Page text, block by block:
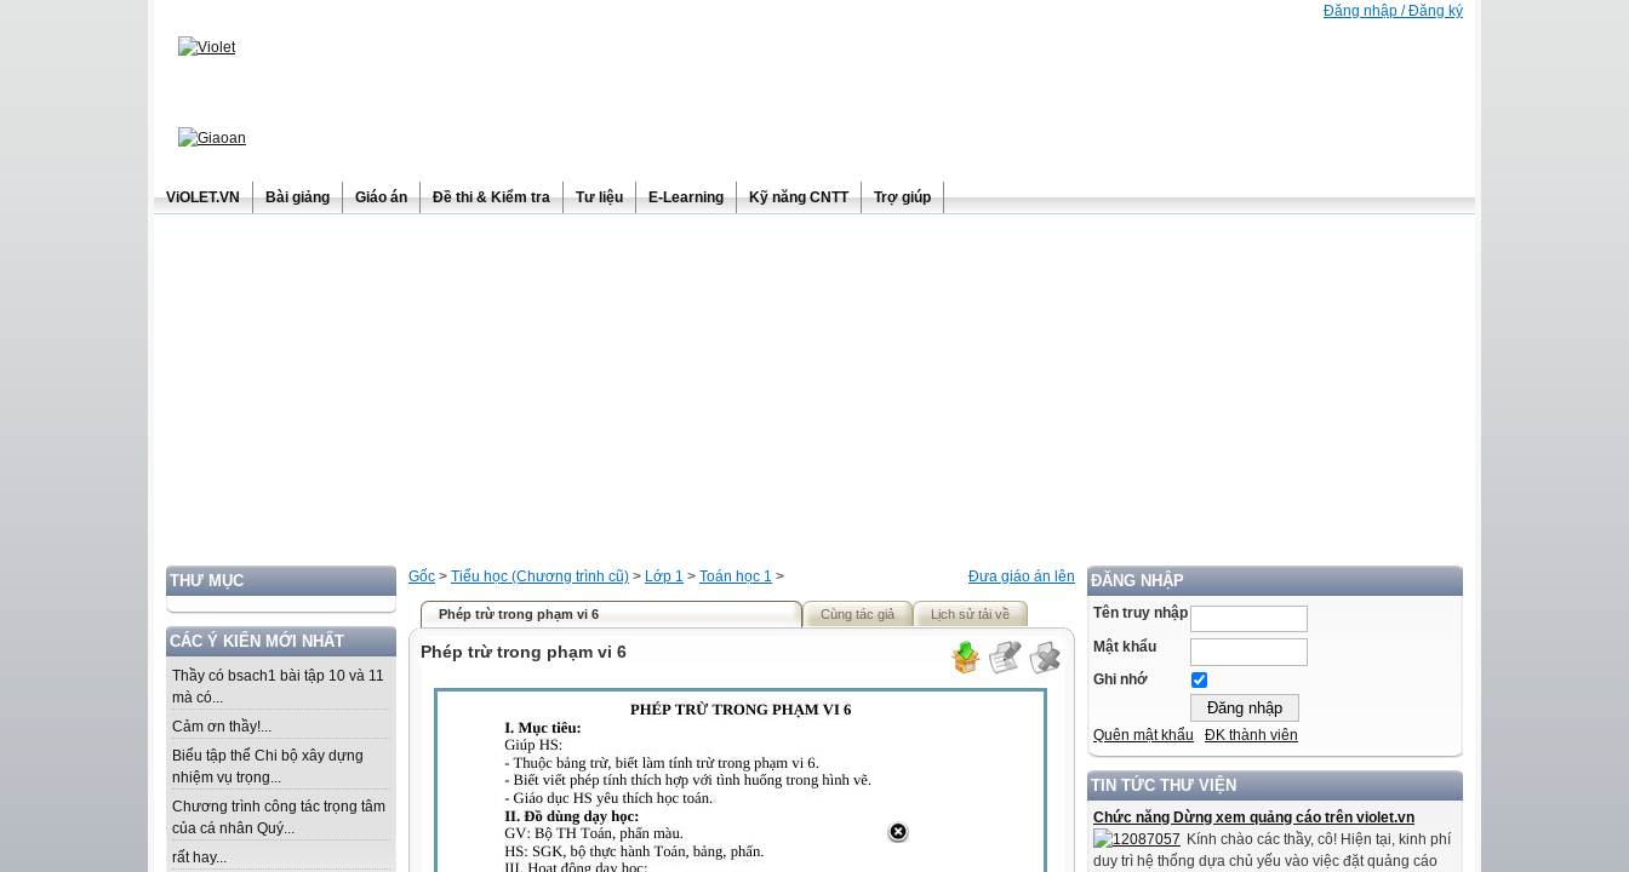
Đăng nhập / Đăng ký
ViOLET.VN Bài giảng Giáo án Đề thi & Kiểm tra Tư liệu E-Learning Kỹ năng CNTT Trợ giúp
THƯ MỤC
CÁC Ý KIẾN MỚI NHẤT
Thầy có bsach1 bài tập 10 và 11
mà có...
Cảm ơn thầy!...
Biểu tập thể Chi bộ xây dựng
nhiệm vụ trọng...
Chương trình công tác trọng tâm
của cá nhân Quý...
rất hay...
ĐĂNG NHẬP
Tên truy nhập
Mật khẩu
Ghi nhớ
Quên mật khẩu ĐK thành viên
TIN TỨC THƯ VIỆN
Chức năng Dừng xem quảng cáo trên violet.vn
Kính chào các thầy, cô! Hiện tại, kinh phí
duy trì hệ thống dựa chủ yếu vào việc đặt quảng cáo
Đưa giáo án lên
Gốc > Tiểu học (Chương trình cũ) > Lớp 1 > Toán học 1 >
Phép trừ trong phạm vi 6 Cùng tác giả Lịch sử tải về
Phép trừ trong phạm vi 6